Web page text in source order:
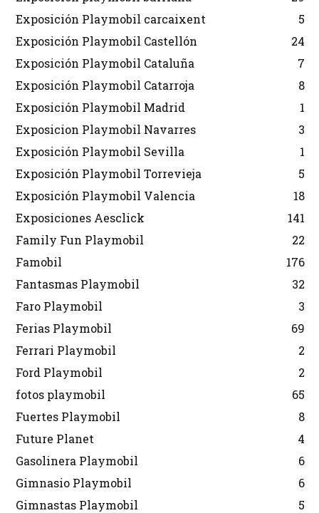
Exposición Playmobil carcaixent
5
Exposición Playmobil Castellón
24
Exposición Playmobil Cataluña
7
Exposición Playmobil Catarroja
8
Exposición Playmobil Madrid
1
Exposicion Playmobil Navarres
3
Exposición Playmobil Sevilla
1
Exposición Playmobil Torrevieja
5
Exposición Playmobil Valencia
18
Exposiciones Aesclick
141
Family Fun Playmobil
22
Famobil
176
Fantasmas Playmobil
32
Faro Playmobil
3
Ferias Playmobil
69
Ferrari Playmobil
2
Ford Playmobil
2
fotos playmobil
65
Fuertes Playmobil
8
Future Planet
4
Gasolinera Playmobil
6
Gimnasio Playmobil
6
Gimnastas Playmobil
5